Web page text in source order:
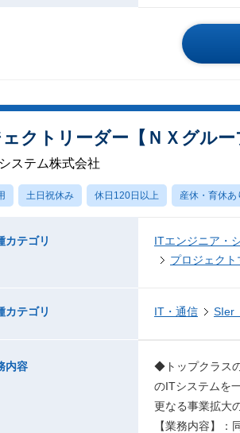
クトリーダー【ＮＸグル
ステム株式会社
土日祝休み 休日120日以上 産休・育休あ
カテゴリ ITエンジニア・
プロジェクト
カテゴリ IT・通信 SIer
内容
◆トップクラス
のITシステムを
更なる事業拡大
【業務内容】